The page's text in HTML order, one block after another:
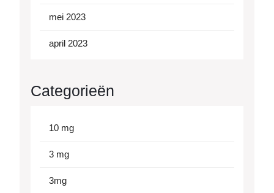
mei 2023
april 2023
Categorieën
10 mg
3 mg
3mg